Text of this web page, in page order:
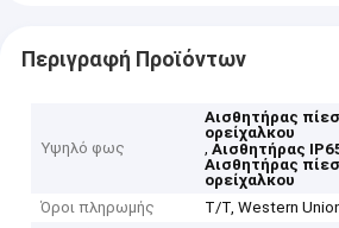
Περιγραφή Προϊόντων
Υψηλό φως
Αισθητήρας
ορείχαλκου
,Αισθητήρας
Αισθητήρας
ορείχαλκου
Όροι πληρωμής
T/T, Western